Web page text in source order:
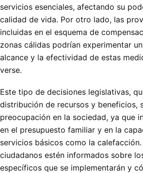
servicios esenciales, afectando su
calidad de vida. Por otro lado, las
incluidas en el esquema de
zonas cálidas podrían experimentar
alcance y la efectividad de estas
verse.
Este tipo de decisiones legislativas,
distribución de recursos y beneficios,
preocupación en la sociedad, ya que
en el presupuesto familiar y en la
servicios básicos como la
ciudadanos estén informados sobre
específicos que se implementarán y